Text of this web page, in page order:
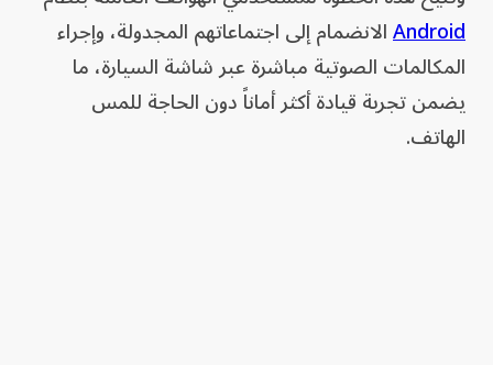
Androidالانضمام إلى اجتماعاتهم المجدولة، وإجراء
المكالمات الصوتية مباشرة عبر شاشة السيارة، ما
يضمن تجربة قيادة أكثر أماناً دون الحاجة للمس
الهاتف.